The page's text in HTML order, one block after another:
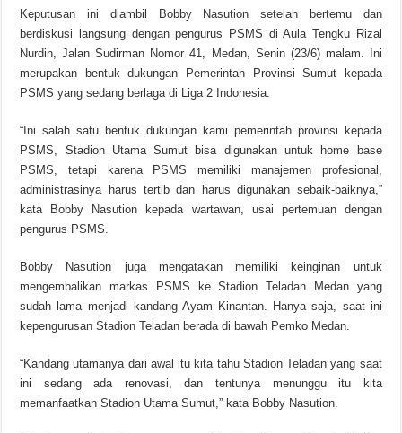
Keputusan ini diambil Bobby Nasution setelah bertemu dan
berdiskusi langsung dengan pengurus PSMS di Aula Tengku Rizal
Nurdin, Jalan Sudirman Nomor 41, Medan, Senin (23/6) malam. Ini
merupakan bentuk dukungan Pemerintah Provinsi Sumut kepada
PSMS yang sedang berlaga di Liga 2 Indonesia.
“Ini salah satu bentuk dukungan kami pemerintah provinsi kepada
PSMS, Stadion Utama Sumut bisa digunakan untuk home base
PSMS, tetapi karena PSMS memiliki manajemen profesional,
administrasinya harus tertib dan harus digunakan sebaik-baiknya,”
kata Bobby Nasution kepada wartawan, usai pertemuan dengan
pengurus PSMS.
Bobby Nasution juga mengatakan memiliki keinginan untuk
mengembalikan markas PSMS ke Stadion Teladan Medan yang
sudah lama menjadi kandang Ayam Kinantan. Hanya saja, saat ini
kepengurusan Stadion Teladan berada di bawah Pemko Medan.
“Kandang utamanya dari awal itu kita tahu Stadion Teladan yang saat
ini sedang ada renovasi, dan tentunya menunggu itu kita
memanfaatkan Stadion Utama Sumut,” kata Bobby Nasution.